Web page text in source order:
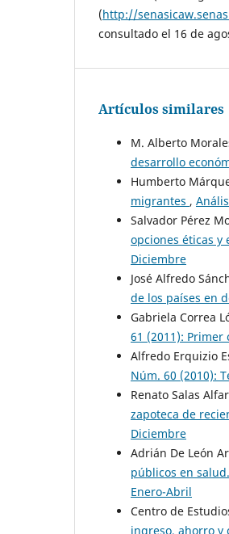
(http://
consultado el 16 de
Artículos similares
M. Alberto
desarrollo
Humberto
migrantes ,
Salvador Pérez
opciones éticas y
Diciembre
José Alfredo
de los países en
Gabriela Correa
61 (2011):
Alfredo Erquizio
Núm. 60 (2010):
Renato Salas
zapoteca de
Diciembre
Adrián De León
públicos en
Enero-Abril
Centro de
ingreso, ahorro y